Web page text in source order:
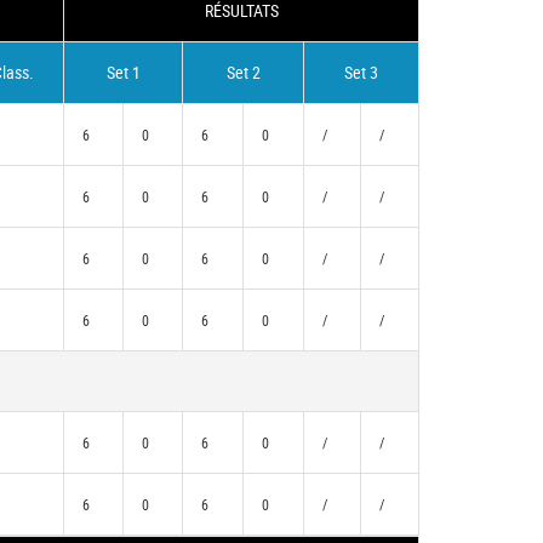
RÉSULTATS
Set 1 Set 2 Set 3
6 0 6 0 / /
6 0 6 0 / /
6 0 6 0 / /
6 0 6 0 / /
6 0 6 0 / /
6 0 6 0 / /